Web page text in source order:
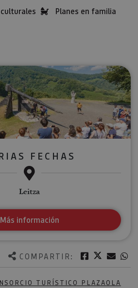
Planes en familia
COMPARTIR: Facebook
Twitter
TURÍSTICO PLAZAOLA
FECHAS
Leitza
Más información